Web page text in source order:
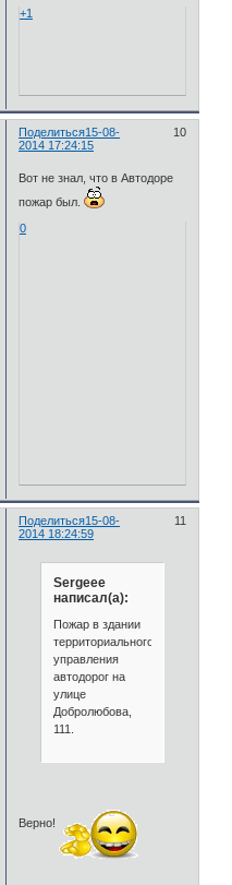
+1
Поделиться 10
15-08-
2014 17:24:15
Вот не знал, что в Автодоре
пожар был.
0
Поделиться 11
15-08-
2014 18:24:59
Sergeee
написал(а):
Пожар в здании
территориального
управления
автодорог на
улице
Добролюбова,
111.
Верно!